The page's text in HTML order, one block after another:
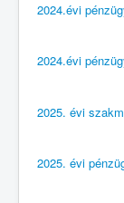
2024.évi
2024.évi
2025. évi
2025. évi